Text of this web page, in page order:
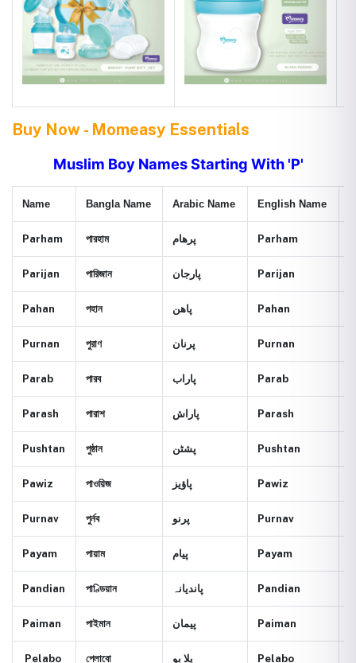
Buy Now - Momeasy Essentials
Muslim Boy Names Starting With 'P'
Name Bangla Name Arabic Name English Name
Parham পারহাম پرهام Parham
Parijan পারিজান پارجان Parijan
Pahan পহান پاهن Pahan
Purnan পুরাণ پرنان Purnan
Parab পারব پاراب Parab
Parash পারাশ پاراش Parash
Pushtan পুষ্ঠান پشٹن Pushtan
Pawiz পাওয়িজ پاؤیز Pawiz
Purnav পুর্নব پرنو Purnav
Payam পায়াম پیام Payam
Pandian পাণ্ডিয়ান پاندیانہ Pandian
Paiman পাইমান پیمان Paiman
Pelabo পেলাবো پلا بو Pelabo